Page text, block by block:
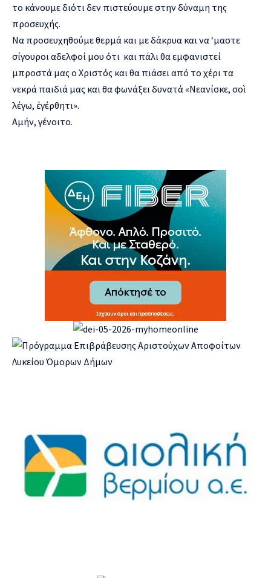
το κάνουμε διότι δεν πιστεύουμε στην δύναμη της
προσευχής.
Να προσευχηθούμε θερμά και με δάκρυα και να ‘μαστε
σίγουροι αδελφοί μου ότι και πάλι θα εμφανιστεί
μπροστά μας ο Χριστός και θα πιάσει από το χέρι τα
νεκρά παιδιά μας και θα φωνάξει δυνατά «Νεανίσκε, σοὶ
λέγω, ἐγέρθητι».
Αμήν, γένοιτο.